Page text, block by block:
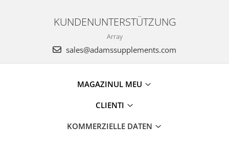
KUNDENUNTERSTÜTZUNG
Array
sales@adamssupplements.com
MAGAZINUL MEU
CLIENTI
KOMMERZIELLE DATEN